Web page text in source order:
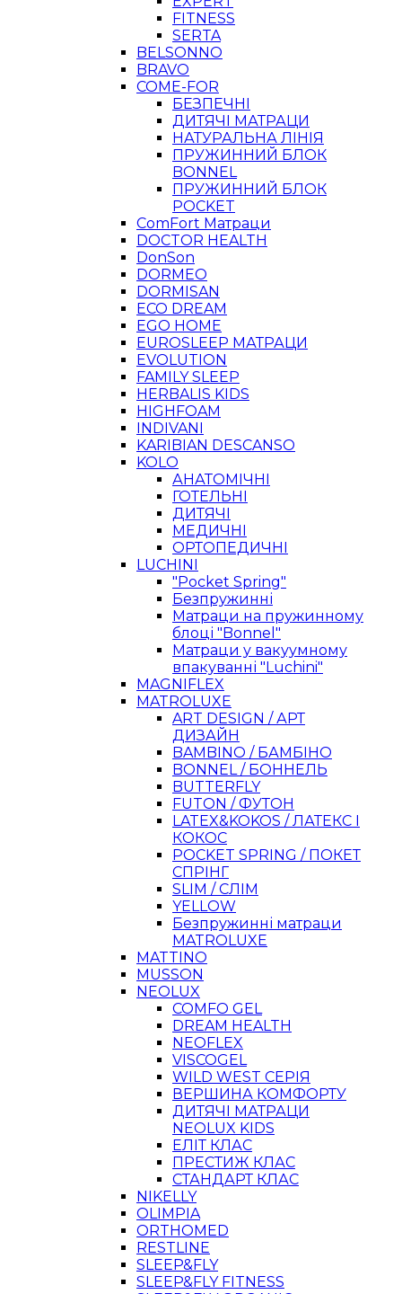
FITNESS
SERTA
BELSONNO
BRAVO
COME-FOR
БЕЗПЕЧНІ
ДИТЯЧІ МАТРАЦИ
НАТУРАЛЬНА ЛІНІЯ
ПРУЖИННИЙ БЛОК
BONNEL
ПРУЖИННИЙ БЛОК
POCKET
ComFort Матраци
DOCTOR HEALTH
DonSon
DORMEO
DORMISAN
ECO DREAM
EGO HOME
EUROSLEEP МАТРАЦИ
EVOLUTION
FAMILY SLEEP
HERBALIS KIDS
HIGHFOAM
INDIVANI
KARIBIAN DESCANSO
KOLO
АНАТОМІЧНІ
ГОТЕЛЬНІ
ДИТЯЧІ
МЕДИЧНІ
ОРТОПЕДИЧНІ
LUCHINI
"Pocket Spring"
Безпружинні
Матраци на пружинному
блоці "Bonnel"
Матраци у вакуумному
впакуванні "Luchini"
MAGNIFLEX
MATROLUXE
ART DESIGN / АРТ
ДИЗАЙН
BAMBINO / БАМБІНО
BONNEL / БОННЕЛЬ
BUTTERFLY
FUTON / ФУТОН
LATEX&KOKOS / ЛАТЕКС І
КОКОС
POCKET SPRING / ПОКЕТ
СПРІНГ
SLIM / СЛІМ
YELLOW
Безпружинні матраци
MATROLUXE
MATTINO
MUSSON
NEOLUX
COMFO GEL
DREAM HEALTH
NEOFLEX
VISCOGEL
WILD WEST СЕРІЯ
ВЕРШИНА КОМФОРТУ
ДИТЯЧІ МАТРАЦИ
NEOLUX KIDS
ЕЛІТ КЛАС
ПРЕСТИЖ КЛАС
СТАНДАРТ КЛАС
NIKELLY
OLIMPIA
ORTHOMED
RESTLINE
SLEEP&FLY
SLEEP&FLY FITNESS